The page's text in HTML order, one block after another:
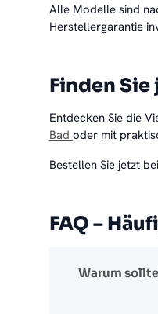
Alle Modelle sind
Herstellergarantie
Finden
Entdecken Sie die
Bad oder mit
Bestellen Sie jetzt
FAQ –
Warum